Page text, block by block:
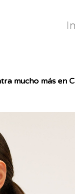
mucho más en